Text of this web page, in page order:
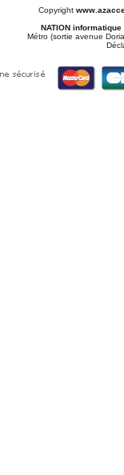
Copyright
NATION informatique
Métro (sortie avenue